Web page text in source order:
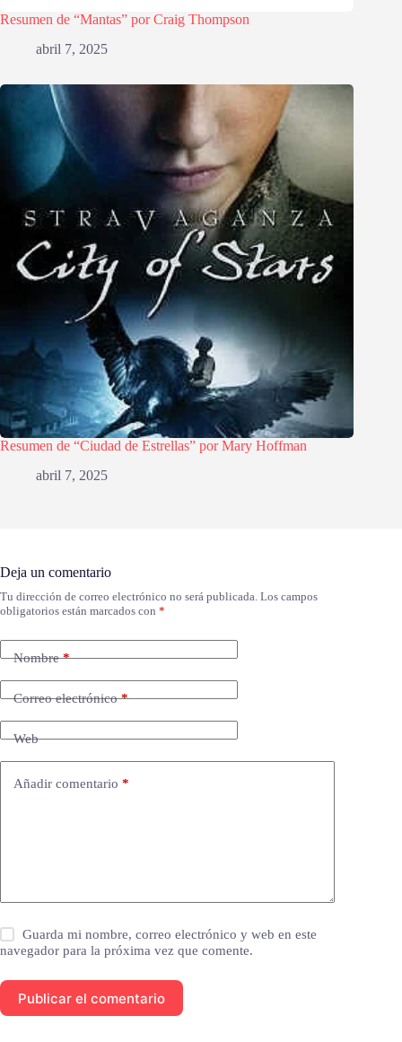
Resumen de “Mantas” por Craig Thompson
abril 7, 2025
Resumen de “Ciudad de Estrellas” por Mary Hoffman
abril 7, 2025
Deja un comentario
Tu dirección de correo electrónico no será publicada. Los campos
obligatorios están marcados con *
Nombre*
Correo electrónico*
Web
Añadir comentario *
Guarda mi nombre, correo electrónico y web en este
navegador para la próxima vez que comente.
Publicar el comentario